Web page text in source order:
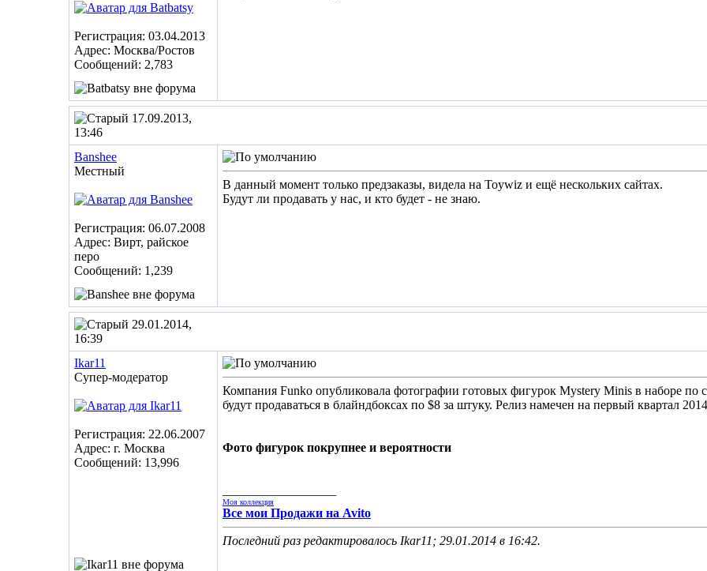
Регистрация: 03.04.2013
Адрес: Москва/Ростов
Сообщений: 2,783
17.09.2013,
13:46
Banshee
Местный
Регистрация: 06.07.2008
Адрес: Вирт, райское
перо
Сообщений: 1,239
В данный момент только предзаказы, видела на Toywiz и ещё нескольких сайтах.
Будут ли продавать у нас, и кто будет - не знаю.
29.01.2014,
16:39
Ikar11
Супер-модератор
Регистрация: 22.06.2007
Адрес: г. Москва
Сообщений: 13,996
Компания Funko опубликовала фотографии готовых фигурок Mystery Minis в наборе
будут продаваться в блайндбоксах по $8 за штуку. Релиз намечен на первый квартал
Фото фигурок покрупнее и вероятности
Моя коллекция
Все мои Продажи на Avito
Последний раз редактировалось Ikar11; 29.01.2014 в 16:42.